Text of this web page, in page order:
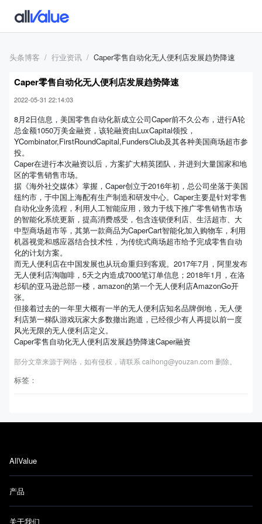
头条博客 行业资讯 Caper零售自动化无人便利店发展趋势降速
Caper零售自动化无人便利店发展趋势降速
2022-05-31 22:14:03
8月2日信息，美国零售自动化新成立公司Caper前不久公布，进行A轮
总金额1050万美金融资，该轮融资由LuxCapital领投，
YCombinator,FirstRoundCapital,FundersClub及其各种美国商场超市参
投。
Caper在进行本次融资以后，方案扩大精英团队，并进到大量国家和地
区的零售销售市场。
据《海外社交媒体》掌握，Caper创立于2016年初，总公司坐落于美国
纽约市，于中国上海配有生产制造和研发中心。Caper主要是针对零售
自动化业务流程，利用人工智能应用，致力于线下推广零售销售市场
的智能化系统更新，提高消费感受，包含连锁便利店、生活超市、大
中型商场超市等，其第一款商品为CaperCart智能化加入购物车，利用
机器视觉和感应器结合技术性，为传统式商场超市给予完成零售自动
化的计划方案。
而无人便利店在中国发展也从玩命重归到客观。2017年7月，阿里发布
无人便利店淘咖啡，5天之内造成7000笔订单信息；2018年1月，在洛
杉矶的亚马逊总部一楼，amazon的第一个无人便利店AmazonGo开
张。
但接着过去的一年里大概有一半的无人便利店知名品牌倒地，无人便
利店第一梯队游戏玩家大多数撤出跑道，已经很少有人再提以前一度
风光无限的无人便利店定义。
Caper零售自动化无人便利店发展趋势降速Caper融资
部分文章来源于网络，如有侵权，请联系 caihong@youzan.com 删除。
标签：
AllValue
产品
关于我们